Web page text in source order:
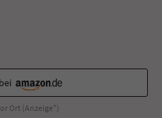
Ort (Anzeige*)